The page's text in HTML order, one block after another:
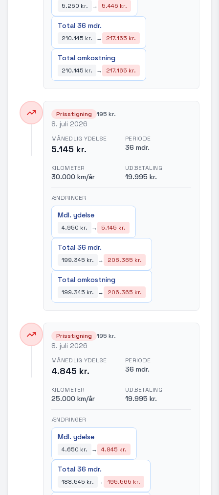
5.250 kr. → 5.445 kr.
Total 36 mdr.
210.145 kr. → 217.165 kr.
Total omkostning
210.145 kr. → 217.165 kr.
Prisstigning 195 kr.
8. juli 2026
MÅNEDLIG YDELSE
5.145 kr.
PERIODE
36 mdr.
KILOMETER
30.000 km/år
UDBETALING
19.995 kr.
ÆNDRINGER
Mdl. ydelse
4.950 kr. → 5.145 kr.
Total 36 mdr.
199.345 kr. → 206.365 kr.
Total omkostning
199.345 kr. → 206.365 kr.
Prisstigning 195 kr.
8. juli 2026
MÅNEDLIG YDELSE
4.845 kr.
PERIODE
36 mdr.
KILOMETER
25.000 km/år
UDBETALING
19.995 kr.
ÆNDRINGER
Mdl. ydelse
4.650 kr. → 4.845 kr.
Total 36 mdr.
188.545 kr. → 195.565 kr.